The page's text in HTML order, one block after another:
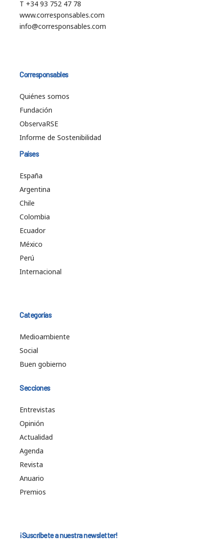
T +34 93 752 47 78
www.corresponsables.com
info@corresponsables.com
Corresponsables
Quiénes somos
Fundación
ObservaRSE
Informe de Sostenibilidad
Países
España
Argentina
Chile
Colombia
Ecuador
México
Perú
Internacional
Categorías
Medioambiente
Social
Buen gobierno
Secciones
Entrevistas
Opinión
Actualidad
Agenda
Revista
Anuario
Premios
¡Suscríbete a nuestra newsletter!